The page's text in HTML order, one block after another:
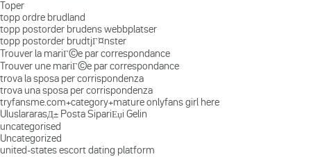
Toper
topp ordre brudland
topp postorder brudens webbplatser
topp postorder brudtjГ¤nster
Trouver la mariГ©e par correspondance
Trouver une mariГ©e par correspondance
trova la sposa per corrispondenza
trova una sposa per corrispondenza
tryfansme.com+category+mature onlyfans girl here
UluslararasД± Posta SipariЕџi Gelin
uncategorised
Uncategorized
united-states escort dating platform